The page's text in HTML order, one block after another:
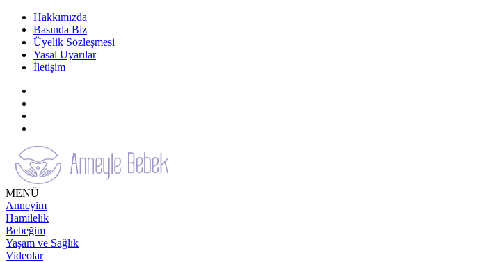
Hakkımızda
Basında Biz
Üyelik Sözleşmesi
Yasal Uyarılar
İletişim
MENÜ
Anneyim
Hamilelik
Bebeğim
Yaşam ve Sağlık
Videolar